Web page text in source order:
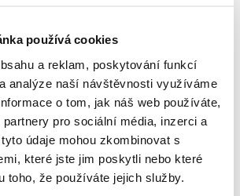
používá cookies
a reklam, poskytování funkcí
analýze naší návštěvnosti využíváme
o tom, jak náš web používáte,
pro sociální média, inzerci a
údaje mohou zkombinovat s
které jste jim poskytli nebo které
toho, že používáte jejich služby.
35, 88-100 Inowrocław, Polska
Góra
17, 58-500 Jelenia Góra, Polska
800 Kalisz, Polska
Trzy Stawy
Katowice, Polska